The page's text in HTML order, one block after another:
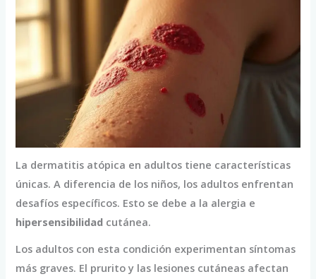
La dermatitis atópica en adultos tiene características
únicas. A diferencia de los niños, los adultos enfrentan
desafíos específicos. Esto se debe a la alergia e
hipersensibilidad cutánea.
Los adultos con esta condición experimentan síntomas
más graves. El prurito y las lesiones cutáneas afectan